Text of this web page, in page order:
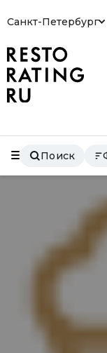
Санкт-Петербург
Поиск